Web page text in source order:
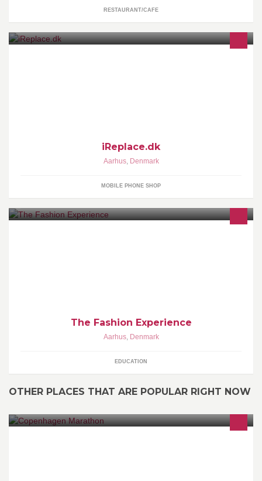
RESTAURANT/CAFE
iReplace.dk
Aarhus, Denmark
MOBILE PHONE SHOP
The Fashion Experience
Aarhus, Denmark
EDUCATION
OTHER PLACES THAT ARE POPULAR RIGHT NOW